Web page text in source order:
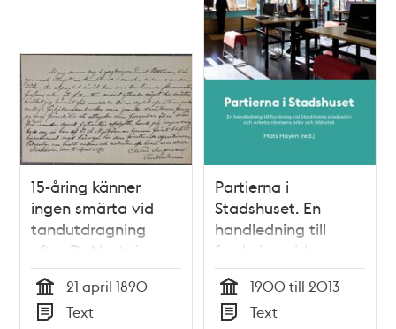
15-åring känner
ingen smärta vid
tandutdragning
efter Dr Nyströms
hypnos - intyg 1890
Tid
21 april 1890
Text
Partierna i
Stadshuset. En
handledning till
forskning vid
Stockholms
stadsarkiv / Mats
Hayen (red.)
Tid
1900 till 2013
Text